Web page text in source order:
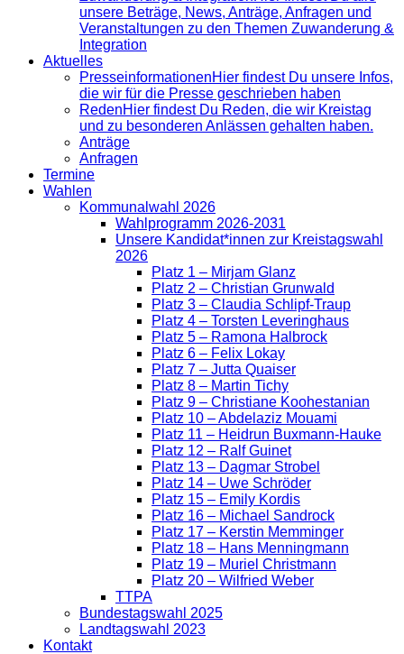
unsere Beträge, News, Anträge, Anfragen und
Veranstaltungen zu den Themen Zuwanderung &
Integration
Aktuelles
Presse­informationenHier findest Du unsere Infos,
die wir für die Presse geschrieben haben
RedenHier findest Du Reden, die wir Kreistag
und zu besonderen Anlässen gehalten haben.
Anträge
Anfragen
Termine
Wahlen
Kommunalwahl 2026
Wahlprogramm 2026-2031
Unsere Kandidat*innen zur Kreistagswahl
2026
Platz 1 – Mirjam Glanz
Platz 2 – Christian Grunwald
Platz 3 – Claudia Schlipf-Traup
Platz 4 – Torsten Leveringhaus
Platz 5 – Ramona Halbrock
Platz 6 – Felix Lokay
Platz 7 – Jutta Quaiser
Platz 8 – Martin Tichy
Platz 9 – Christiane Koohestanian
Platz 10 – Abdelaziz Mouami
Platz 11 – Heidrun Buxmann-Hauke
Platz 12 – Ralf Guinet
Platz 13 – Dagmar Strobel
Platz 14 – Uwe Schröder
Platz 15 – Emily Kordis
Platz 16 – Michael Sandrock
Platz 17 – Kerstin Memminger
Platz 18 – Hans Menningmann
Platz 19 – Muriel Christmann
Platz 20 – Wilfried Weber
TTPA
Bundestagswahl 2025
Landtagswahl 2023
Kontakt